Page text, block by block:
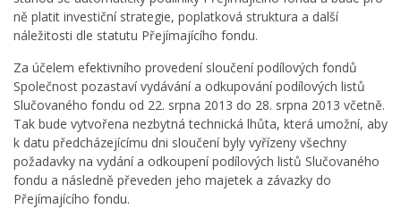
ně platit investiční strategie, poplatková struktura a další
náležitosti dle statutu Přejímajícího fondu.
Za účelem efektivního provedení sloučení podílových fondů
Společnost pozastaví vydávání a odkupování podílových listů
Slučovaného fondu od 22. srpna 2013 do 28. srpna 2013 včetně.
Tak bude vytvořena nezbytná technická lhůta, která umožní, aby
k datu předcházejícímu dni sloučení byly vyřízeny všechny
požadavky na vydání a odkoupení podílových listů Slučovaného
fondu a následně převeden jeho majetek a závazky do
Přejímajícího fondu.